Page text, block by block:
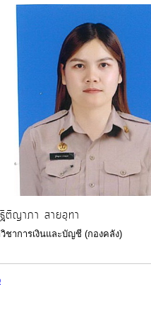
ติญาภา สายอุทา
ชาการเงินและบัญชี (กองคลัง)